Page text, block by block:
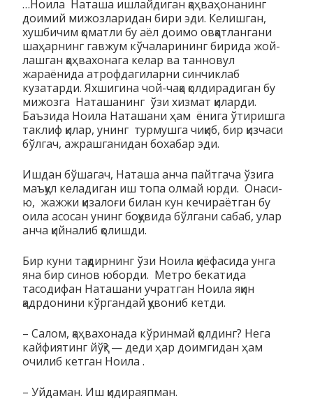
…Ноила Наташа ишлайдиган қаҳваҳонанинг
доимий мижоз­ла­ридан бири эди. Келишган,
хушбичим қоматли бу аёл доимо овқатлангани
ша­ҳарнинг гавжум кўчаларининг бирида жой­
лаш­ган қаҳвахонага ке­лар ва танновул
жараёнида атроф­да­ги­лар­ни синчиклаб
кузатарди. Ях­шигина чой-чақа қолдирадиган бу
мижозга Наташанинг ўзи хизмат қи­ларди.
Баъзида Ноила На­ташани ҳам ёнига ўтиришга
таклиф қилар, унинг турмушга чи­қиб, бир қизчаси
бўлгач, ажрашганидан бохабар эди.
Ишдан бўшагач, Наташа анча пайтгача ўзига
маъқул келадиган иш топа олмай юрди. Онаси-
ю, жажжи қизалоғи билан кун кечираётган бу
оила асосан унинг боқувида бўлгани сабаб, улар
анча қийналиб қолишди.
Бир куни тақдирнинг ўзи Ноила қиёфасида унга
яна бир синов юборди. Метро бекатида
тасодифан Наташани учратган Ноила яқин
қадрдонини кўргандай қувониб кетди.
– Салом, қаҳвахонада кўринмай қолдинг? Нега
кайфиятинг йўқ? — деди ҳар доимгидан ҳам
очилиб кетган Ноила .
– Уйдаман. Иш қидираяпман.